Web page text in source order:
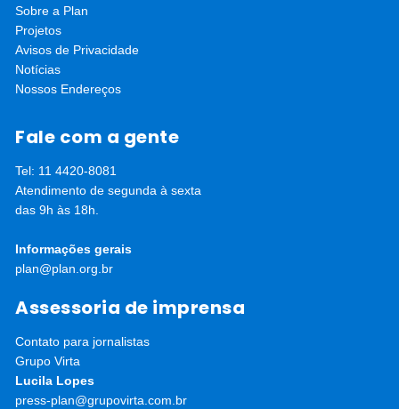
Sobre a Plan
Projetos
Avisos de Privacidade
Notícias
Nossos Endereços
Fale com a gente
Tel: 11 4420-8081
Atendimento de segunda à sexta
das 9h às 18h.
Informações gerais
plan@plan.org.br
Assessoria de imprensa
Contato para jornalistas
Grupo Virta
Lucila Lopes
press-plan@grupovirta.com.br